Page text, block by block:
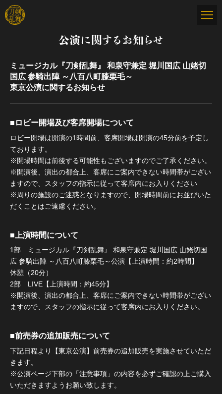
公演に関するお知らせ
ミュージカル『刀剣乱舞』 和泉守兼定 堀川国広 山姥切
国広 参騎出陣 ～八百八町膝栗毛～
東京公演に関するお知らせ
■ロビー開場及び客席開場について
ロビー開場は開演の1時間前、客席開場は開演の45分前を予定し
ております。
※開場時間は前後する可能性もございますのでご了承ください。
※開演後、演出の都合上、客席にご案内できない時間帯がござい
ますので、スタッフの指示に従って客席内にお入りください
※周りの施設のご迷惑となりますので、開場時間前にお並びいた
だくことはご遠慮ください。
■上演時間について
1部 ミュージカル『刀剣乱舞』 和泉守兼定 堀川国広 山姥切国
広 参騎出陣 ～八百八町膝栗毛～公演【上演時間：約2時間】
休憩（20分）
2部 LIVE【上演時間：約45分】
※開演後、演出の都合上、客席にご案内できない時間帯がござい
ますので、スタッフの指示に従って客席内にお入りください。
■前売券の追加販売について
下記日程より【東京公演】前売券の追加販売を実施させていただ
きます。
※公演ページ下部の「注意事項」の内容を必ずご確認の上ご購入
いただきますようお願い致します。